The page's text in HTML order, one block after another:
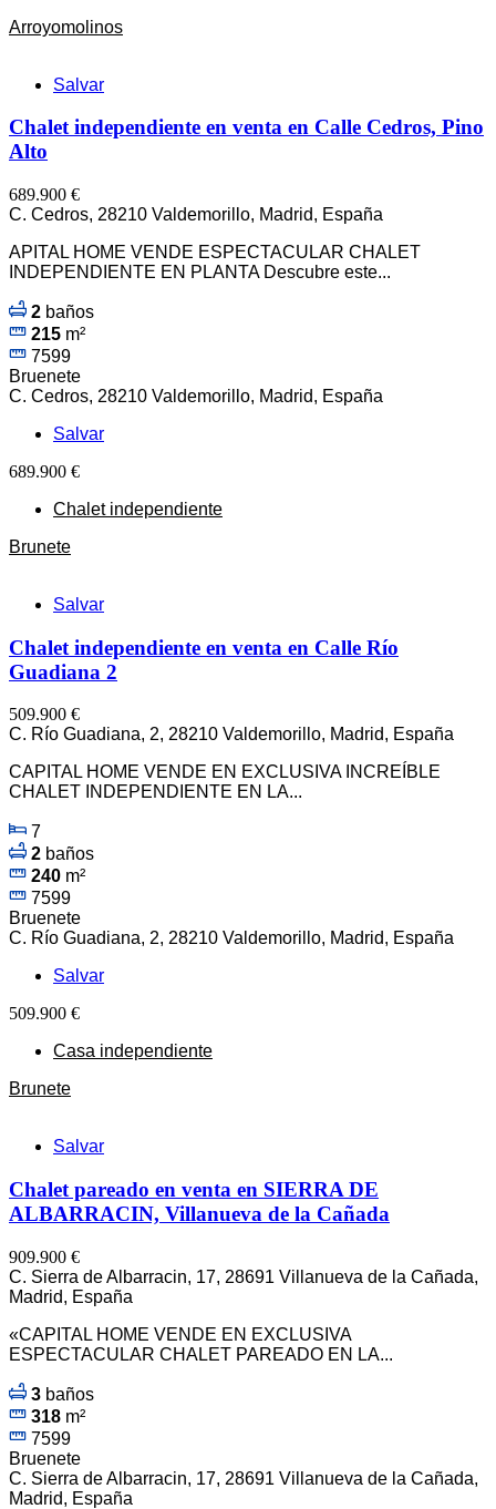
Arroyomolinos
Salvar
Chalet independiente en venta en Calle Cedros, Pino
Alto
689.900 €
C. Cedros, 28210 Valdemorillo, Madrid, España
APITAL HOME VENDE ESPECTACULAR CHALET
INDEPENDIENTE EN PLANTA Descubre este...
2 baños
215 m²
7599
Bruenete
C. Cedros, 28210 Valdemorillo, Madrid, España
Salvar
689.900 €
Chalet independiente
Brunete
Salvar
Chalet independiente en venta en Calle Río
Guadiana 2
509.900 €
C. Río Guadiana, 2, 28210 Valdemorillo, Madrid, España
CAPITAL HOME VENDE EN EXCLUSIVA INCREÍBLE
CHALET INDEPENDIENTE EN LA...
7
2 baños
240 m²
7599
Bruenete
C. Río Guadiana, 2, 28210 Valdemorillo, Madrid, España
Salvar
509.900 €
Casa independiente
Brunete
Salvar
Chalet pareado en venta en SIERRA DE
ALBARRACIN, Villanueva de la Cañada
909.900 €
C. Sierra de Albarracin, 17, 28691 Villanueva de la Cañada,
Madrid, España
«CAPITAL HOME VENDE EN EXCLUSIVA
ESPECTACULAR CHALET PAREADO EN LA...
3 baños
318 m²
7599
Bruenete
C. Sierra de Albarracin, 17, 28691 Villanueva de la Cañada,
Madrid, España